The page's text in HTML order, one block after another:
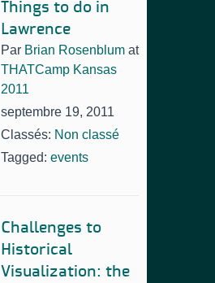
Things to do in
Lawrence
Par Brian Rosenblum at
THATCamp Kansas
2011
septembre 19, 2011
Classés: Non classé
Tagged: events
Challenges to
Historical
Visualization: the